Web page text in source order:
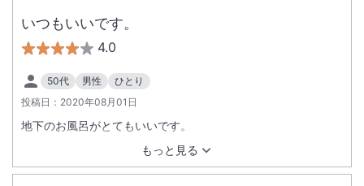
いつもいいです。
4.0
50代 男性
ひとり
投稿日： 2020年08月01日
もっと見る
地下のお風呂がとてもいいです。